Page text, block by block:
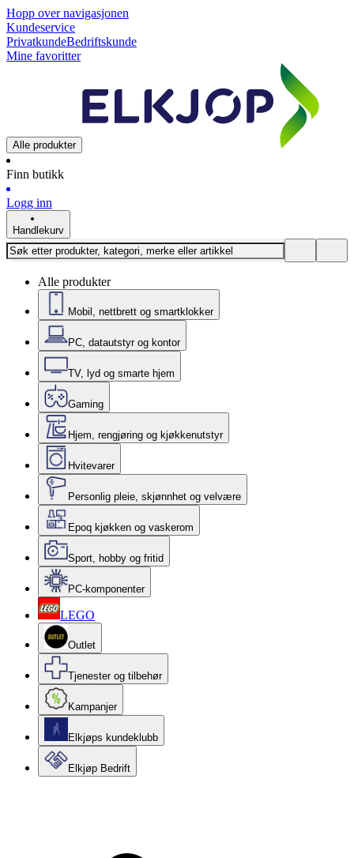
Hopp over navigasjonen
Kundeservice
PrivatkundeBedriftskunde
Mine favoritter
Alle produkter
Finn butikk
Logg inn
Handlekurv
Alle produkter
Mobil, nettbrett og smartklokker
PC, datautstyr og kontor
TV, lyd og smarte hjem
Gaming
Hjem, rengjøring og kjøkkenutstyr
Hvitevarer
Personlig pleie, skjønnhet og velvære
Epoq kjøkken og vaskerom
Sport, hobby og fritid
PC-komponenter
LEGO
Outlet
Tjenester og tilbehør
Kampanjer
Elkjøps kundeklubb
Elkjøp Bedrift